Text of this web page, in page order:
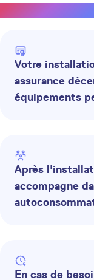
profiter du soleil.
Votre
assurance
équipements
Après
accompagne
En cas de